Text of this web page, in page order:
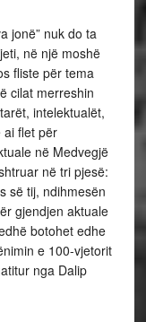
jonë” nuk do ta
në një moshë
fliste për tema
cilat merreshin
intelektualët,
ai flet për
në Medvegjë
në tri pjesë:
së tij, ndihmesën
gjendjen aktuale
botohet edhe
e 100-vjetorit
nga Dalip